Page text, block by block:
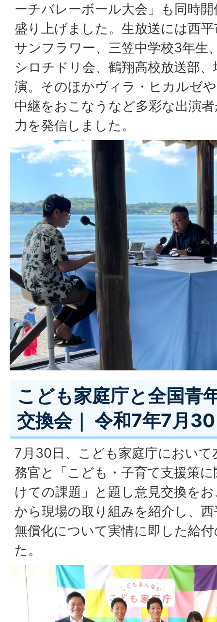
ーチバレーボール大会」も同時
盛り上げました。生放送には西
サンフラワー、三笠中学校3年生
シロチドリ会、鶴翔高校放送部
演。そのほかヴィラ・ヒカルゼ
中継をおこなうなど多彩な出演
力を発信しました。
こども家庭庁と全国青
交換会｜ 令和7年7月
7月30日、こども家庭庁において
務官と「こども・子育て支援策
けての課題」と題し意見交換を
から現場の取り組みを紹介し、
無償化について実情に即した給
た。